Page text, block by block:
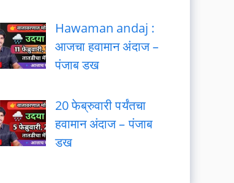
Hawaman andaj :
आजचा हवामान अंदाज –
पंजाब डख
20 फेब्रुवारी पर्यंतचा
हवामान अंदाज – पंजाब
डख